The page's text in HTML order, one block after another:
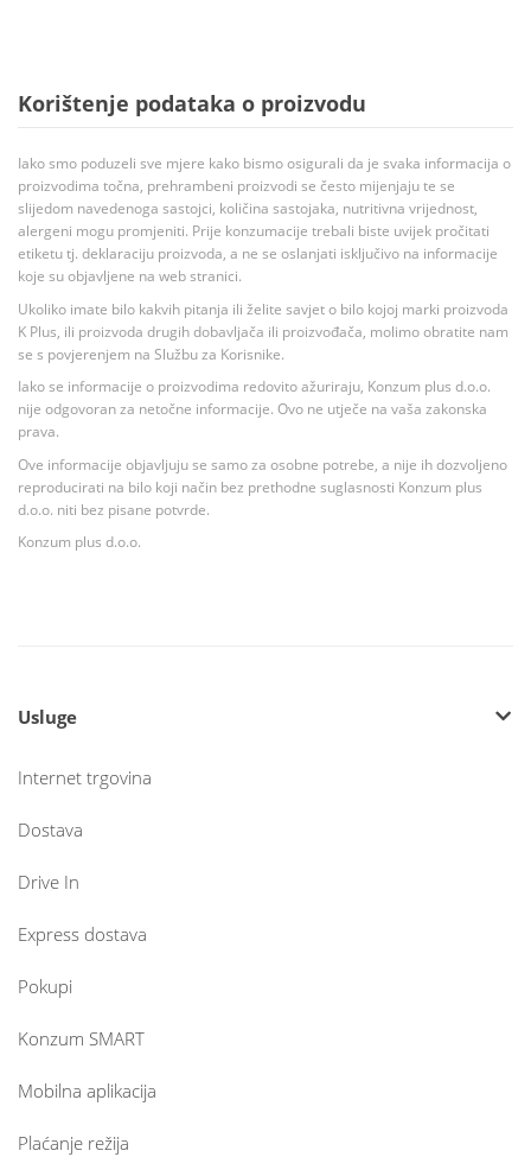
Korištenje podataka o proizvodu
Iako smo poduzeli sve mjere kako bismo osigurali da je svaka informacija o
proizvodima točna, prehrambeni proizvodi se često mijenjaju te se
slijedom navedenoga sastojci, količina sastojaka, nutritivna vrijednost,
alergeni mogu promjeniti. Prije konzumacije trebali biste uvijek pročitati
etiketu tj. deklaraciju proizvoda, a ne se oslanjati isključivo na informacije
koje su objavljene na web stranici.
Ukoliko imate bilo kakvih pitanja ili želite savjet o bilo kojoj marki proizvoda
K Plus, ili proizvoda drugih dobavljača ili proizvođača, molimo obratite nam
se s povjerenjem na Službu za Korisnike.
Iako se informacije o proizvodima redovito ažuriraju, Konzum plus d.o.o.
nije odgovoran za netočne informacije. Ovo ne utječe na vaša zakonska
prava.
Ove informacije objavljuju se samo za osobne potrebe, a nije ih dozvoljeno
reproducirati na bilo koji način bez prethodne suglasnosti Konzum plus
d.o.o. niti bez pisane potvrde.
Konzum plus d.o.o.
Usluge
Internet trgovina
Dostava
Drive In
Express dostava
Pokupi
Konzum SMART
Mobilna aplikacija
Plaćanje režija